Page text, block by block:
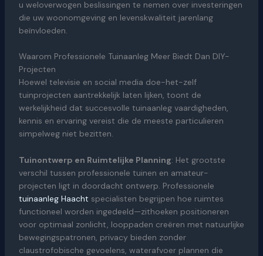
u weloverwogen beslissingen te nemen over investeringen
die uw woonomgeving en levenskwaliteit jarenlang
beïnvloeden.
Waarom Professionele Tuinaanleg Meer Biedt Dan DIY-
Projecten
Hoewel televisie en social media doe-het-zelf
tuinprojecten aantrekkelijk laten lijken, toont de
werkelijkheid dat succesvolle tuinaanleg vaardigheden,
kennis en ervaring vereist die de meeste particulieren
simpelweg niet bezitten.
Tuinontwerp en Ruimtelijke Planning: Het grootste
verschil tussen professionele tuinen en amateur-
projecten ligt in doordacht ontwerp. Professionele
tuinaanleg Haacht specialisten begrijpen hoe ruimtes
functioneel worden ingedeeld—zithoeken positioneren
voor optimaal zonlicht, looppaden creëren met natuurlijke
bewegingspatronen, privacy bieden zonder
claustrofobische gevoelens, waterafvoer plannen die